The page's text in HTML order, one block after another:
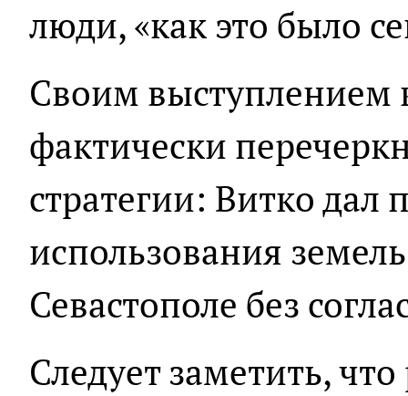
люди, «как это было
Своим
фактически
стратегии: Витко дал
использования
Севастополе без
Следует заметить,